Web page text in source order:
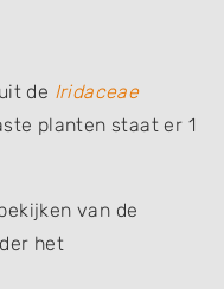
de Iridaceae
planten staat er 1
van de
het